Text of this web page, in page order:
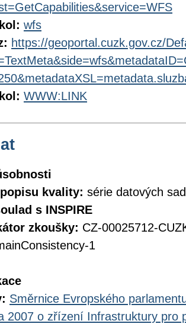
wfs
https://geoportal.cuzk.gov.cz/
WWW:LINK
kvality: série datových sad
s INSPIRE
zkoušky: CZ-00025712-
1
Směrnice Evropského
2007 o zřízení Infrastruktury pro